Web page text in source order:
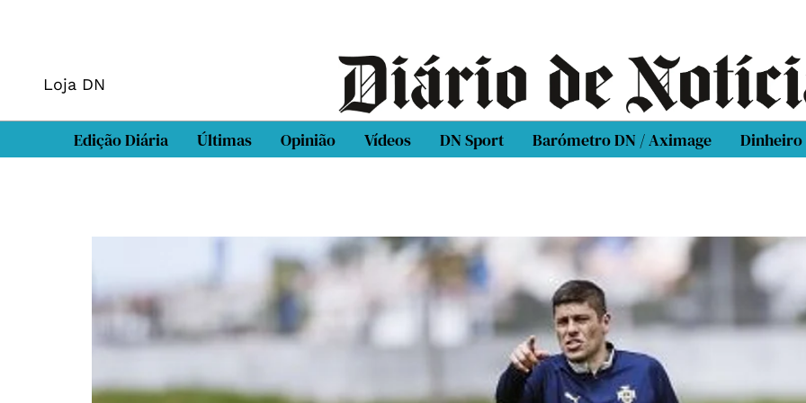
Loja DN
Edição Diária Últimas Opinião Vídeos DN Sport Barómetro DN / Aximage Dinheiro